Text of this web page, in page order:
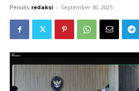
Penulis redaksi - September 30, 2025